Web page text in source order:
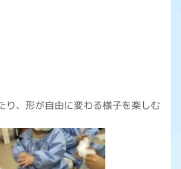
り、形が自由に変わる様子を楽しむ